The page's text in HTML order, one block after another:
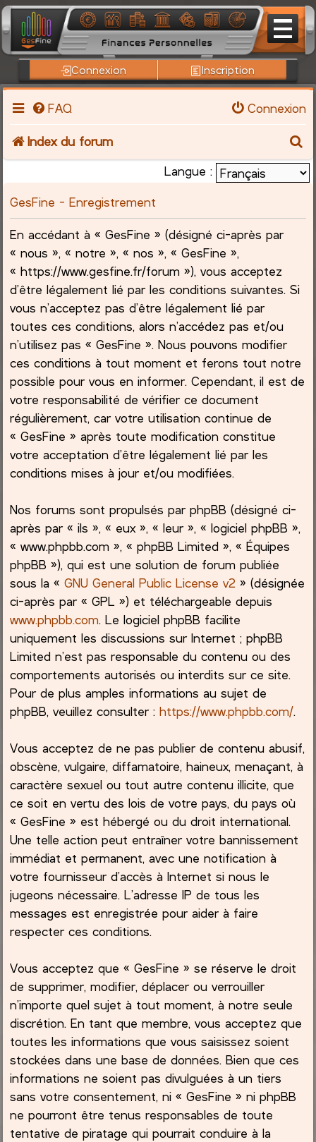
Connexion Inscription
FAQ Connexion
Index du forum
e
Langue :
GesFine - Enregistrement
En accédant à « GesFine » (désigné ci-après par
« nous », « notre », « nos », « GesFine »,
« https://www.gesfine.fr/forum »), vous acceptez
d’être légalement lié par les conditions suivantes. Si
vous n’acceptez pas d’être légalement lié par
toutes ces conditions, alors n’accédez pas et/ou
n’utilisez pas « GesFine ». Nous pouvons modifier
ces conditions à tout moment et ferons tout notre
possible pour vous en informer. Cependant, il est de
votre responsabilité de vérifier ce document
régulièrement, car votre utilisation continue de
« GesFine » après toute modification constitue
votre acceptation d’être légalement lié par les
conditions mises à jour et/ou modifiées.
Nos forums sont propulsés par phpBB (désigné ci-
après par « ils », « eux », « leur », « logiciel phpBB »,
« www.phpbb.com », « phpBB Limited », « Équipes
phpBB »), qui est une solution de forum publiée
sous la «GNU General Public License v2 » (désignée
ci-après par « GPL ») et téléchargeable depuis
www.phpbb.com. Le logiciel phpBB facilite
uniquement les discussions sur Internet ; phpBB
Limited n’est pas responsable du contenu ou des
comportements autorisés ou interdits sur ce site.
Pour de plus amples informations au sujet de
phpBB, veuillez consulter :https://www.phpbb.com/.
Vous acceptez de ne pas publier de contenu abusif,
obscène, vulgaire, diffamatoire, haineux, menaçant, à
caractère sexuel ou tout autre contenu illicite, que
ce soit en vertu des lois de votre pays, du pays où
« GesFine » est hébergé ou du droit international.
Une telle action peut entraîner votre bannissement
immédiat et permanent, avec une notification à
votre fournisseur d’accès à Internet si nous le
jugeons nécessaire. L’adresse IP de tous les
messages est enregistrée pour aider à faire
respecter ces conditions.
Vous acceptez que « GesFine » se réserve le droit
de supprimer, modifier, déplacer ou verrouiller
n’importe quel sujet à tout moment, à notre seule
discrétion. En tant que membre, vous acceptez que
toutes les informations que vous saisissez soient
stockées dans une base de données. Bien que ces
informations ne soient pas divulguées à un tiers
sans votre consentement, ni « GesFine » ni phpBB
ne pourront être tenus responsables de toute
tentative de piratage qui pourrait conduire à la